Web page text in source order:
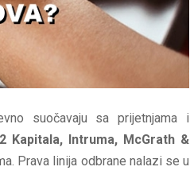
suočavaju sa prijetnjama i
Kapitala, Intruma, McGrath &
Prava linija odbrane nalazi se u